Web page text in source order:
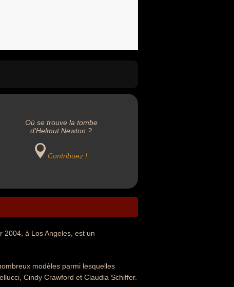
Où se trouve la tombe
d'Helmut Newton ?
Contribuez !
2004, à Los Angeles, est un
modèles parmi lesquelles
Cindy Crawford et Claudia Schiffer.